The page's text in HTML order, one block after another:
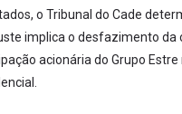
o Tribunal do Cade
implica o desfazimento da
acionária do Grupo